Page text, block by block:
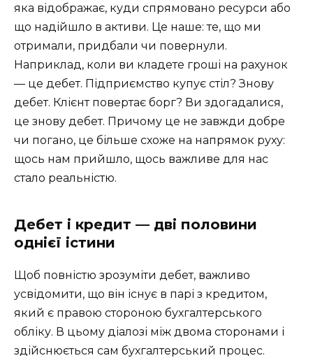
яка відображає, куди спрямовано ресурси або
що надійшло в активи. Це наше: те, що ми
отримали, придбали чи повернули.
Наприклад, коли ви кладете гроші на рахунок
— це дебет. Підприємство купує стіл? Знову
дебет. Клієнт повертає борг? Ви здогадалися,
це знову дебет. Причому це не завжди добре
чи погано, це більше схоже на напрямок руху:
щось нам прийшло, щось важливе для нас
стало реальністю.
Дебет і кредит — дві половини
однієї істини
Щоб повністю зрозуміти дебет, важливо
усвідомити, що він існує в парі з кредитом,
який є правою стороною бухгалтерського
обліку. В цьому діалозі між двома сторонами і
здійснюється сам бухгалтерський процес.